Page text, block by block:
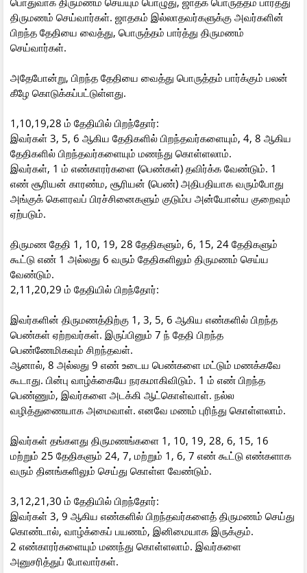
திருமணம் செய்வார்கள். ஜாதகம் இல்லாதவர்களுக்கு அவர்களின்
பிறந்த தேதியை வைத்து, பொருத்தம் பார்த்து திருமணம்
செய்வார்கள்.
அதேபோன்று, பிறந்த தேதியை வைத்து பொருத்தம் பார்க்கும் பலன்
கீழே கொடுக்கப்பட்டுள்ளது.
1,10,19,28 ம் தேதியில் பிறந்தோர்:
இவர்கள் 3, 5, 6 ஆகிய தேதிகளில் பிறந்தவர்களையும், 4, 8 ஆகிய
தேதிகளில் பிறந்தவர்களையும் மணந்து கொள்ளலாம்.
இவர்கள், 1 ம் எண்காரர்களை (பெண்கள்) தவிர்க்க வேண்டும். 1
எண் சூரியன் காரண்ம, சூரியன் (பெண்) அதிபதியாக வரும்போது
அங்குக் கௌரவப் பிரச்சினைகளும் குடும்ப அன்யோன்ய குறைவும்
ஏற்படும்.
திருமண தேதி 1, 10, 19, 28 தேதிகளும், 6, 15, 24 தேதிகளும்
கூட்டு எண் 1 அல்லது 6 வரும் தேதிகளிலும் திருமணம் செய்ய
வேண்டும்.
2,11,20,29 ம் தேதியில் பிறந்தோர்:
இவர்களின் திருமணத்திற்கு 1, 3, 5, 6 ஆகிய எண்களில் பிறந்த
பெண்கள் ஏற்றவர்கள். இருப்பினும் 7 ந் தேதி பிறந்த
பெண்ணேமிகவும் சிறந்தவள்.
ஆனால், 8 அல்லது 9 எண் உடைய பெண்களை மட்டும் மணக்கவே
கூடாது. பின்பு வாழ்க்கையே நரகமாகிவிடும். 1 ம் எண் பிறந்த
பெண்ணும், இவர்களை அடக்கி ஆட்கொள்வாள். நல்ல
வழித்துணையாக அமைவாள். எனவே மணம் புரிந்து கொள்ளலாம்.
இவர்கள் தங்களது திருமணங்களை 1, 10, 19, 28, 6, 15, 16
மற்றும் 25 தேதிகளும் 24, 7, மற்றும் 1, 6, 7 எண் கூட்டு எண்களாக
வரும் தினங்களிலும் செய்து கொள்ள வேண்டும்.
3,12,21,30 ம் தேதியில் பிறந்தோர்:
இவர்கள் 3, 9 ஆகிய எண்களில் பிறந்தவர்களைத் திருமணம் செய்து
கொண்டால், வாழ்க்கைப் பயணம், இனிமையாக இருக்கும்.
2 எண்காரர்களையும் மணந்து கொள்ளலாம். இவர்களை
அனுசரித்துப் போவார்கள்.